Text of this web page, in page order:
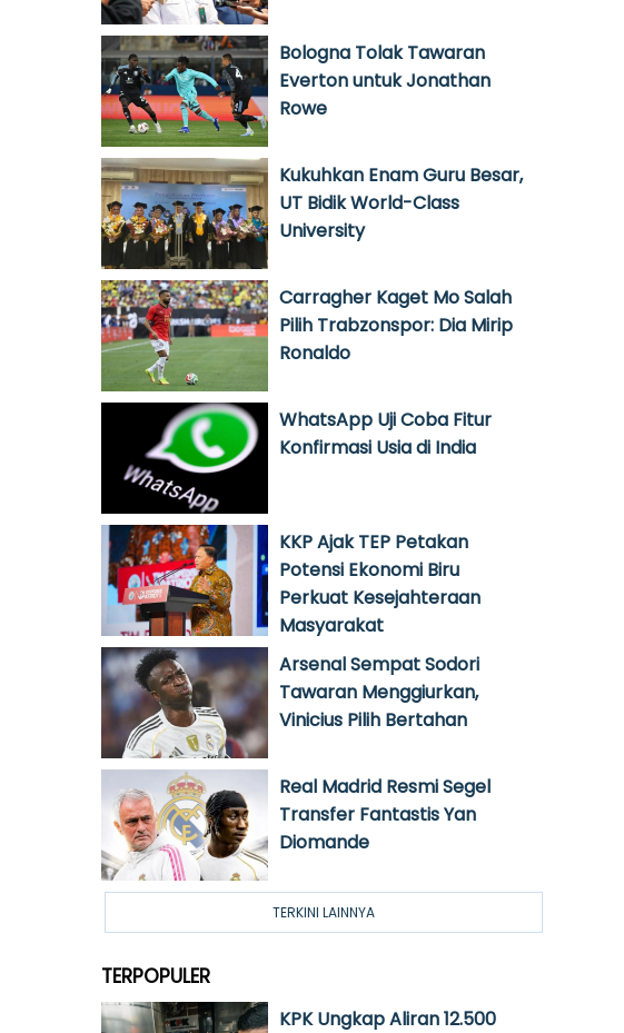
Bologna Tolak Tawaran
Everton untuk Jonathan
Rowe
Kukuhkan Enam Guru Besar,
UT Bidik World-Class
University
Carragher Kaget Mo Salah
Pilih Trabzonspor: Dia Mirip
Ronaldo
WhatsApp Uji Coba Fitur
Konfirmasi Usia di India
KKP Ajak TEP Petakan
Potensi Ekonomi Biru
Perkuat Kesejahteraan
Masyarakat
Arsenal Sempat Sodori
Tawaran Menggiurkan,
Vinicius Pilih Bertahan
Real Madrid Resmi Segel
Transfer Fantastis Yan
Diomande
TERKINI LAINNYA
TERPOPULER
KPK Ungkap Aliran 12.500